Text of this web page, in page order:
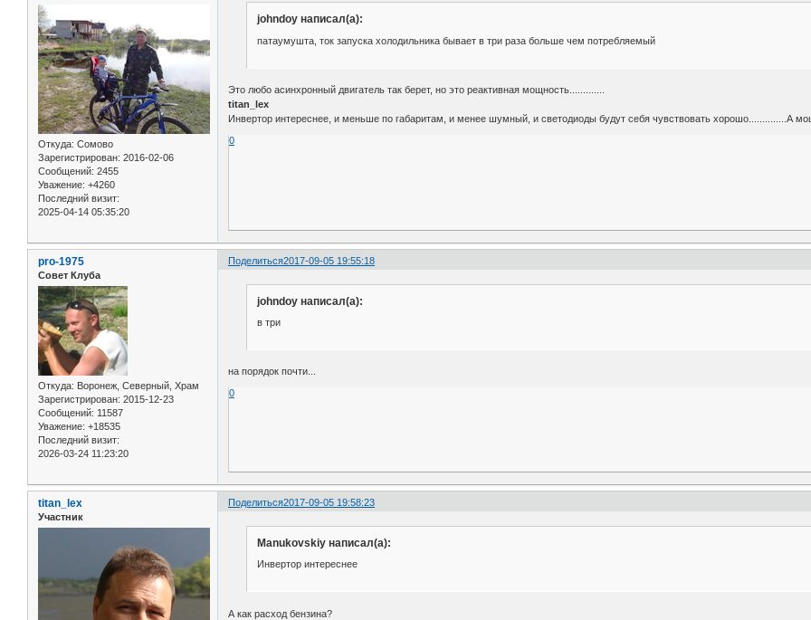
Откуда: Сомово
Зарегистрирован: 2016-02-06
Сообщений: 2455
Уважение: +4260
Последний визит:
2025-04-14 05:35:20
johndoy написал(а):
патаумушта, ток запуска холодильника бывает в три раза больше чем потребляемый
Это любо асинхронный двигатель так берет, но это реактивная мощность.............
titan_lex
Инвертор интереснее, и меньше по габаритам, и менее шумный, и светодиоды будут себя чувствовать хорошо..............А
0
Поделиться2017-09-05 19:55:18
pro-1975
Совет Клуба
Откуда: Воронеж, Северный, Храм
Зарегистрирован: 2015-12-23
Сообщений: 11587
Уважение: +18535
Последний визит:
2026-03-24 11:23:20
johndoy написал(а):
в три
на порядок почти...
0
Поделиться2017-09-05 19:58:23
titan_lex
Участник
Manukovskiy написал(а):
Инвертор интереснее
А как расход бензина?